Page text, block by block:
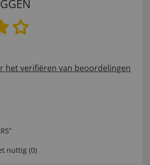
het verifiëren van beoordelingen
nuttig (0)